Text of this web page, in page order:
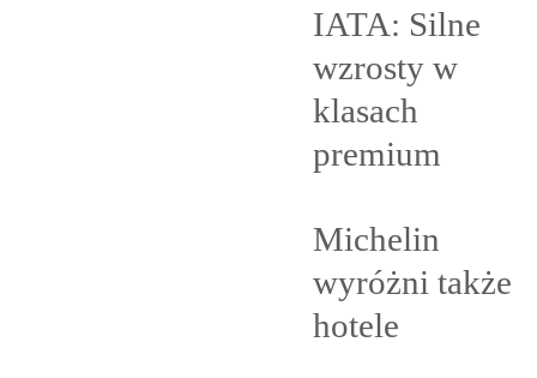
IATA: Silne
wzrosty w
klasach
premium
Michelin
wyróżni także
hotele